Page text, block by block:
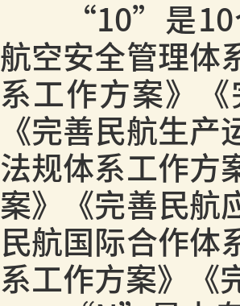
“10”是10
航空安全管理体
系工作方案》
《完善民航生
法规体系工作方
案》《完善民航
民航国际合作体
系工作方案》《